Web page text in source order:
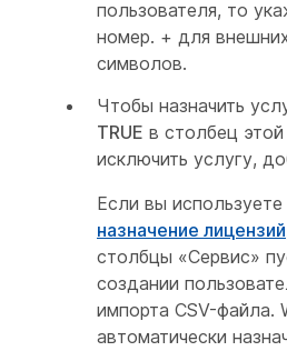
пользователя, то
номер. + для
символов.
Чтобы назначить
TRUE в столбец
исключить услугу,
Если вы используете
назначение лицензий
столбцы «Сервис»
создании
импорта CSV-файла.
автоматически